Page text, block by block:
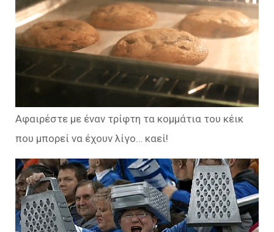
Αφαιρέστε με έναν τρίφτη τα κομμάτια του κέικ
που μπορεί να έχουν λίγο… καεί!